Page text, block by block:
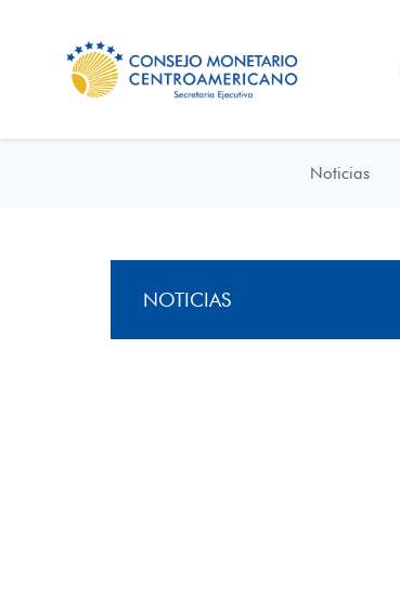
Noticias
NOTICIAS